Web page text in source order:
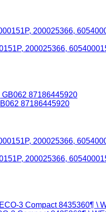
200025366,
87186445920
200025366,